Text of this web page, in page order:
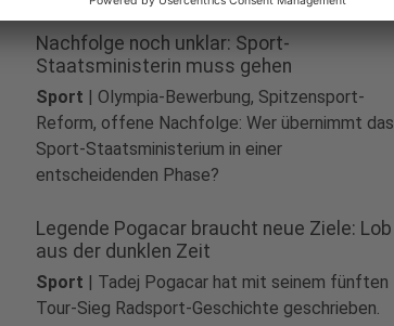
Nachfolge noch unklar: Sport-
Staatsministerin muss gehen
Sport | Olympia-Bewerbung, Spitzensport-
Reform, offene Nachfolge: Wer übernimmt das
Sport-Staatsministerium in einer
entscheidenden Phase?
Legende Pogacar braucht neue Ziele: Lob
aus der dunklen Zeit
Sport | Tadej Pogacar hat mit seinem fünften
Tour-Sieg Radsport-Geschichte geschrieben.